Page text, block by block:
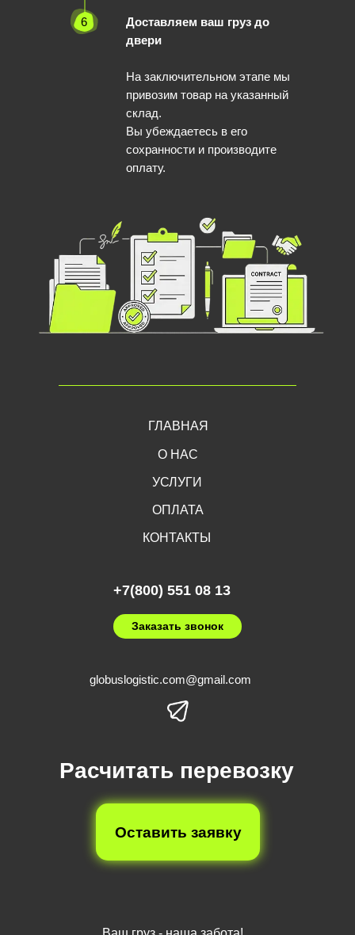
Доставляем ваш груз до
двери
На заключительном этапе мы
привозим товар на указанный
склад.
Вы убеждаетесь в его
сохранности и производите
оплату.
6
+7(800) 551 08 13
КОНТАКТЫ
ОПЛАТА
УСЛУГИ
О НАС
ГЛАВНАЯ
Заказать звонок
Оставить заявку
globuslogistic.com@gmail.com
Расчитать перевозку